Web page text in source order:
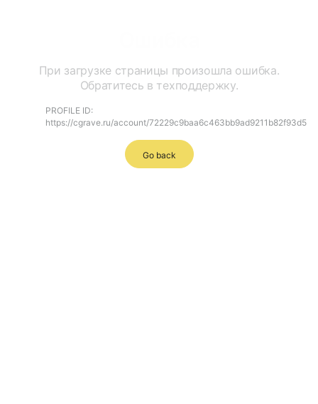
При загрузке страницы произошла ошибка.
Обратитесь в техподдержку.
PROFILE ID:
https://cgrave.ru/account/72229c9baa6c463bb9ad9211b82f93d5
Go back